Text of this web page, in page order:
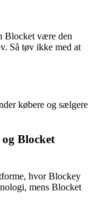
Blocket være den
Så tøv ikke med at
købere og sælgere
Blocket
hvor Blockey
mens Blocket